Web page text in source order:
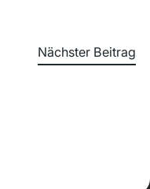
Nächster Beitrag